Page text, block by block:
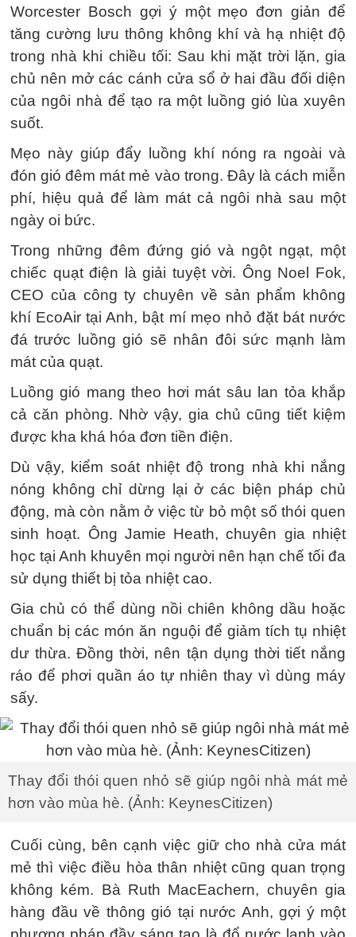
Worcester Bosch gợi ý một mẹo đơn giản để
tăng cường lưu thông không khí và hạ nhiệt độ
trong nhà khi chiều tối: Sau khi mặt trời lặn, gia
chủ nên mở các cánh cửa sổ ở hai đầu đối diện
của ngôi nhà để tạo ra một luồng gió lùa xuyên
suốt.
Mẹo này giúp đẩy luồng khí nóng ra ngoài và
đón gió đêm mát mẻ vào trong. Đây là cách miễn
phí, hiệu quả để làm mát cả ngôi nhà sau một
ngày oi bức.
Trong những đêm đứng gió và ngột ngạt, một
chiếc quạt điện là giải tuyệt vời. Ông Noel Fok,
CEO của công ty chuyên về sản phẩm không
khí EcoAir tại Anh, bật mí mẹo nhỏ đặt bát nước
đá trước luồng gió sẽ nhân đôi sức mạnh làm
mát của quạt.
Luồng gió mang theo hơi mát sâu lan tỏa khắp
cả căn phòng. Nhờ vậy, gia chủ cũng tiết kiệm
được kha khá hóa đơn tiền điện.
Dù vậy, kiểm soát nhiệt độ trong nhà khi nắng
nóng không chỉ dừng lại ở các biện pháp chủ
động, mà còn nằm ở việc từ bỏ một số thói quen
sinh hoạt. Ông Jamie Heath, chuyên gia nhiệt
học tại Anh khuyên mọi người nên hạn chế tối đa
sử dụng thiết bị tỏa nhiệt cao.
Gia chủ có thể dùng nồi chiên không dầu hoặc
chuẩn bị các món ăn nguội để giảm tích tụ nhiệt
dư thừa. Đồng thời, nên tận dụng thời tiết nắng
ráo để phơi quần áo tự nhiên thay vì dùng máy
sấy.
Thay đổi thói quen nhỏ sẽ giúp ngôi nhà mát mẻ
hơn vào mùa hè. (Ảnh: KeynesCitizen)
Cuối cùng, bên cạnh việc giữ cho nhà cửa mát
mẻ thì việc điều hòa thân nhiệt cũng quan trọng
không kém. Bà Ruth MacEachern, chuyên gia
hàng đầu về thông gió tại nước Anh, gợi ý một